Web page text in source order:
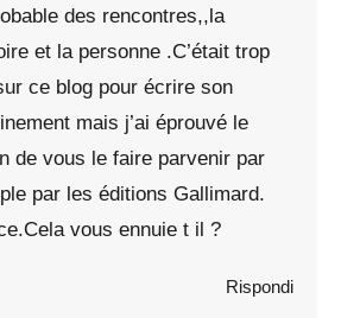
des rencontres,,la
et la personne .C’était trop
ce blog pour écrire son
mais j’ai éprouvé le
de vous le faire parvenir par
par les éditions Gallimard.
vous ennuie t il ?
Rispondi